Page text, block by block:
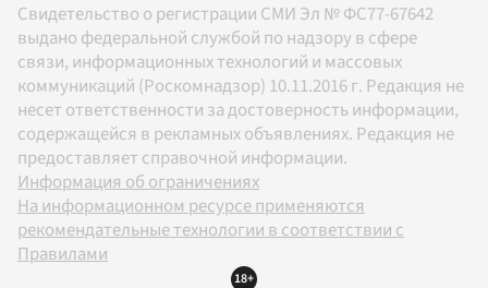
Свидетельство о регистрации СМИ Эл № ФС77-67642
выдано федеральной службой по надзору в сфере
связи, информационных технологий и массовых
коммуникаций (Роскомнадзор) 10.11.2016 г. Редакция не
несет ответственности за достоверность информации,
содержащейся в рекламных объявлениях. Редакция не
предоставляет справочной информации.
Информация об ограничениях
На информационном ресурсе применяются
рекомендательные технологии в соответствии с
Правилами
18+